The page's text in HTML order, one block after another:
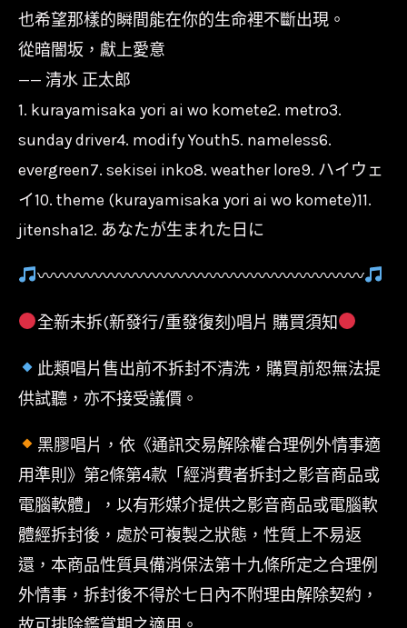
也希望那樣的瞬間能在你的生命裡不斷出現。
從暗闇坂，獻上愛意
—— 清水 正太郎
1. kurayamisaka yori ai wo komete2. metro3.
sunday driver4. modify Youth5. nameless6.
evergreen7. sekisei inko8. weather lore9. ハイウェ
イ10. theme (kurayamisaka yori ai wo komete)11.
jitensha12. あなたが生まれた日に
〰〰〰〰〰〰〰〰〰〰〰〰〰〰〰〰〰〰〰〰
全新未拆(新發行/重發復刻)唱片 購買須知
此類唱片售出前不拆封不清洗，購買前恕無法提
供試聽，亦不接受議價。
黑膠唱片，依《通訊交易解除權合理例外情事適
用準則》第2條第4款「經消費者拆封之影音商品或
電腦軟體」，以有形媒介提供之影音商品或電腦軟
體經拆封後，處於可複製之狀態，性質上不易返
還，本商品性質具備消保法第十九條所定之合理例
外情事，拆封後不得於七日內不附理由解除契約，